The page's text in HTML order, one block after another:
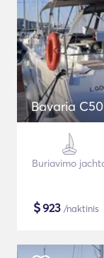
Bavaria C50
Buriavimo
$923 /naktinis